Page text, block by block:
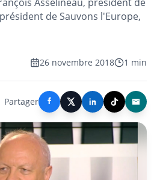
président de Sauvons l'Europe,
26 novembre 2018 1 min
Partager